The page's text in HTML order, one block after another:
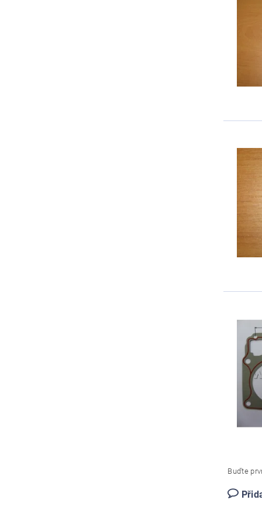
Buďte